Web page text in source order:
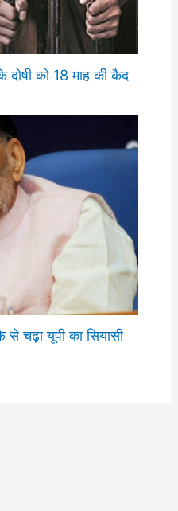
को 18 माह की कैद
से चढ़ा यूपी का सियासी